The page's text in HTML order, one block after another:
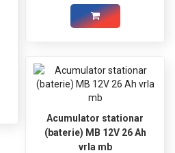
Acumulator stationar
(baterie) MB 12V 26 Ah
vrla mb